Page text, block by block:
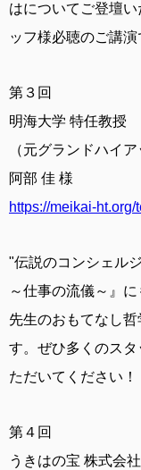
はについてご登壇
ッフ様必聴のご講演
第３回
明海大学 特任教授
（元グランドハイ
阿部 佳 様
https://meikai-
"伝説のコンシェル
～仕事の流儀～』
先生のおもてなし
す。ぜひ多くのス
ただいてください！
第４回
うきはの宝 株式会社